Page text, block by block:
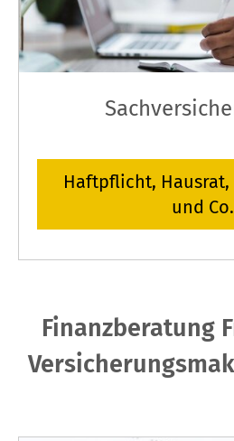
Haft­pflicht, Hausrat,
und Co.
Finanzberatung